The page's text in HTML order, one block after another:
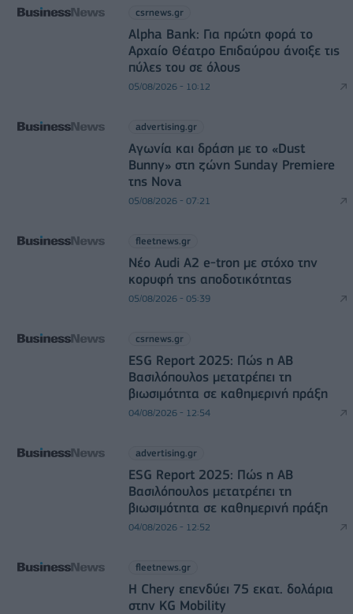
csrnews.gr
Alpha Bank: Για πρώτη φορά το
Αρχαίο Θέατρο Επιδαύρου άνοιξε τις
πύλες του σε όλους
05/08/2026 - 10:12
advertising.gr
Αγωνία και δράση με το «Dust
Bunny» στη ζώνη Sunday Premiere
της Nova
05/08/2026 - 07:21
fleetnews.gr
Νέο Audi A2 e-tron με στόχο την
κορυφή της αποδοτικότητας
05/08/2026 - 05:39
csrnews.gr
ESG Report 2025: Πώς η ΑΒ
Βασιλόπουλος μετατρέπει τη
βιωσιμότητα σε καθημερινή πράξη
04/08/2026 - 12:54
advertising.gr
ESG Report 2025: Πώς η ΑΒ
Βασιλόπουλος μετατρέπει τη
βιωσιμότητα σε καθημερινή πράξη
04/08/2026 - 12:52
fleetnews.gr
Η Chery επενδύει 75 εκατ. δολάρια
στην KG Mobility